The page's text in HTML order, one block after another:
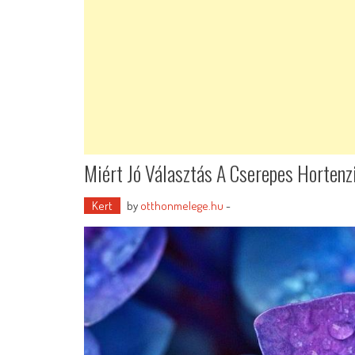
Miért Jó Választás A Cserepes
Kert by otthonmelege.hu -